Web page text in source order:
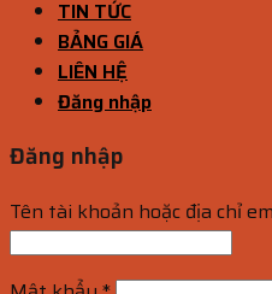
TIN TỨC
BẢNG GIÁ
LIÊN HỆ
Đăng nhập
Đăng nhập
Tên tài khoản hoặc địa chỉ